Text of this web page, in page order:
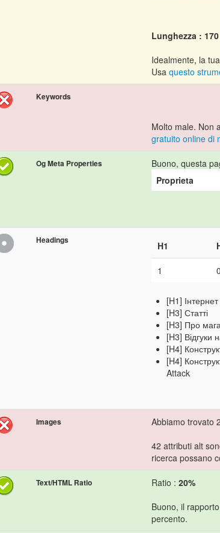
Lunghezza : 170
Idealmente, la
Usa questo
Keywords
Molto male. Non
gratuito online di
Og Meta Properties
Buono, questa
Proprieta
Headings H1
1 0
[H1]
[H3] Статті
[H3] Про
[H3] Відгуки
[H4]
[H4]
Attack
Images
Abbiamo trovato
42 attributi alt
ricerca possano
Text/HTML Ratio Ratio : 20%
Buono, il
percento.